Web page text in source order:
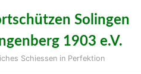
Solingen
1903 e.V.
Schiessen in Perfektion